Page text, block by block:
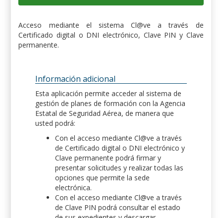
Acceso mediante el sistema Cl@ve a través de
Certificado digital o DNI electrónico, Clave PIN y Clave
permanente.
Información adicional
Esta aplicación permite acceder al sistema de
gestión de planes de formación con la Agencia
Estatal de Seguridad Aérea, de manera que
usted podrá:
Con el acceso mediante Cl@ve a través
de Certificado digital o DNI electrónico y
Clave permanente podrá firmar y
presentar solicitudes y realizar todas las
opciones que permite la sede
electrónica.
Con el acceso mediante Cl@ve a través
de Clave PIN podrá consultar el estado